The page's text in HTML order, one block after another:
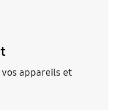
appareils et